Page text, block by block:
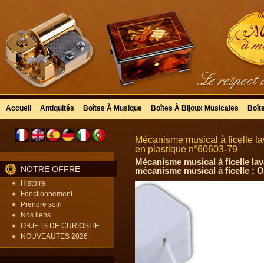
Accueil Antiquités Boîtes À Musique Boîtes À Bijoux Musicales
NOTRE OFFRE
Histoire
Fonctionnement
Prendre soin
Nos liens
OBJETS DE CURIOSITE
NOUVEAUTES 2026
Mécanisme musical à ficelle
en plastique n°60603-79
Mécanisme musical à ficelle
mécanisme musical à ficelle :